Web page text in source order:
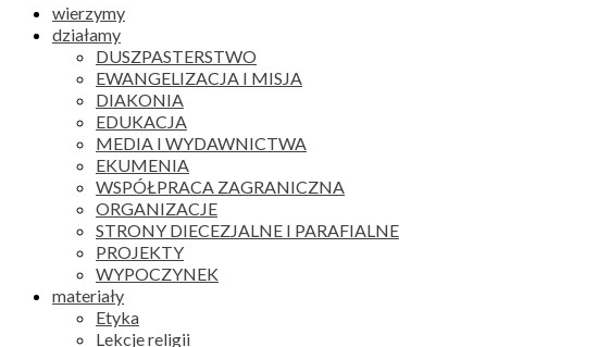
wierzymy
działamy
DUSZPASTERSTWO
EWANGELIZACJA I MISJA
DIAKONIA
EDUKACJA
MEDIA I WYDAWNICTWA
EKUMENIA
WSPÓŁPRACA ZAGRANICZNA
ORGANIZACJE
STRONY DIECEZJALNE I PARAFIALNE
PROJEKTY
WYPOCZYNEK
materiały
Etyka
Lekcje religii